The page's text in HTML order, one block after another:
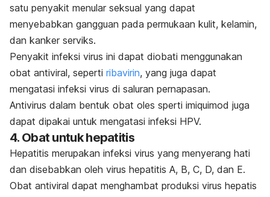
satu penyakit menular seksual yang dapat
menyebabkan gangguan pada permukaan kulit, kelamin,
dan kanker serviks.
Penyakit infeksi virus ini dapat diobati menggunakan
obat antiviral, seperti ribavirin, yang juga dapat
mengatasi infeksi virus di saluran pernapasan.
Antivirus dalam bentuk obat oles sperti imiquimod juga
dapat dipakai untuk mengatasi infeksi HPV.
4. Obat untuk hepatitis
Hepatitis merupakan infeksi virus yang menyerang hati
dan disebabkan oleh virus hepatitis A, B, C, D, dan E.
Obat antiviral dapat menghambat produksi virus hepatis